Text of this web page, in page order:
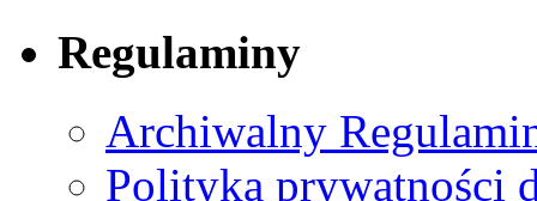
Regulaminy
Archiwalny
Polityka prywatności